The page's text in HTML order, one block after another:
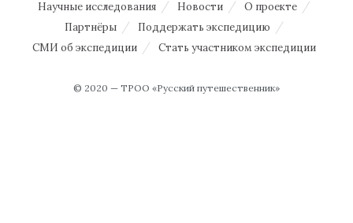
Научные исследования
Новости
О проекте
Партнёры
Поддержать экспедицию
СМИ об экспедиции
Стать участником экспедиции
© 2020 — ТРОО «Русский путешественник»